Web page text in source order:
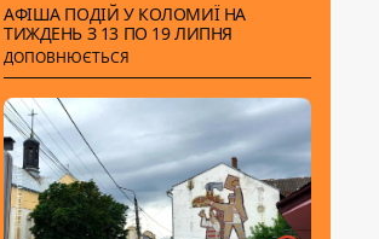
АФІША ПОДІЙ У КОЛОМИЇ НА
ТИЖДЕНЬ З 13 ПО 19 ЛИПНЯ
ДОПОВНЮЄТЬСЯ